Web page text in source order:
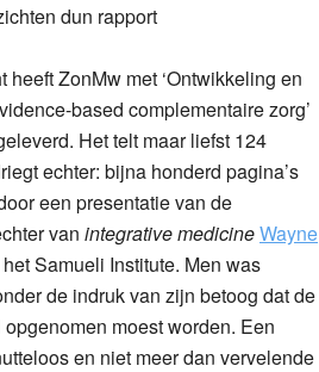
dun rapport
heeft ZonMw met ‘Ontwikkeling en
based complementaire zorg’
Het telt maar liefst 124
echter: bijna honderd pagina’s
een presentatie van de
van integrative medicineWayne
Samueli Institute. Men was
de indruk van zijn betoog dat de
moest worden. Een
en niet meer dan vervelende